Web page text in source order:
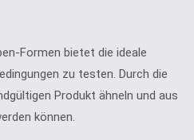
Formen bietet die ideale
zu testen. Durch die
Produkt ähneln und aus
können.